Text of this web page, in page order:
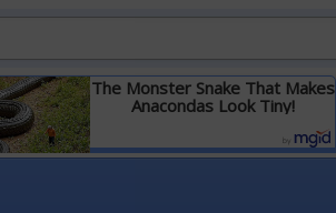
The Monster Snake That Makes
Anacondas Look Tiny!
Детальніше